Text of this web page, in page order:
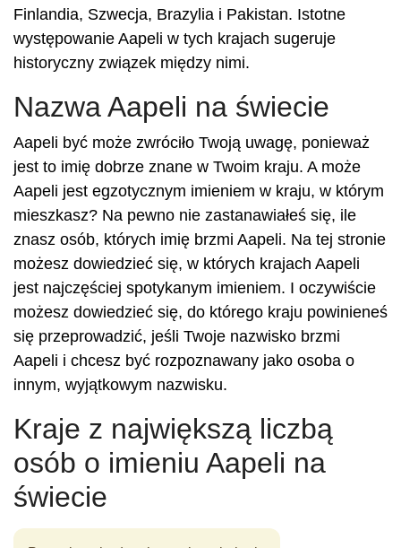
Finlandia, Szwecja, Brazylia i Pakistan. Istotne
występowanie Aapeli w tych krajach sugeruje
historyczny związek między nimi.
Nazwa Aapeli na świecie
Aapeli być może zwróciło Twoją uwagę, ponieważ
jest to imię dobrze znane w Twoim kraju. A może
Aapeli jest egzotycznym imieniem w kraju, w którym
mieszkasz? Na pewno nie zastanawiałeś się, ile
znasz osób, których imię brzmi Aapeli. Na tej stronie
możesz dowiedzieć się, w których krajach Aapeli
jest najczęściej spotykanym imieniem. I oczywiście
możesz dowiedzieć się, do którego kraju powinieneś
się przeprowadzić, jeśli Twoje nazwisko brzmi
Aapeli i chcesz być rozpoznawany jako osoba o
innym, wyjątkowym nazwisku.
Kraje z największą liczbą
osób o imieniu Aapeli na
świecie